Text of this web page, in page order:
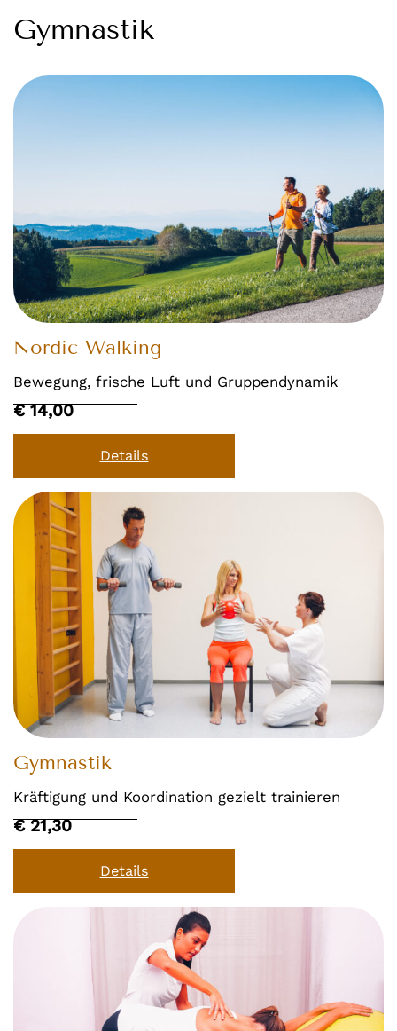
Gymnastik
Nordic Walking
Bewegung, frische Luft und Gruppendynamik
€ 14,00
Details
Gymnastik
Kräftigung und Koordination gezielt trainieren
€ 21,30
Details